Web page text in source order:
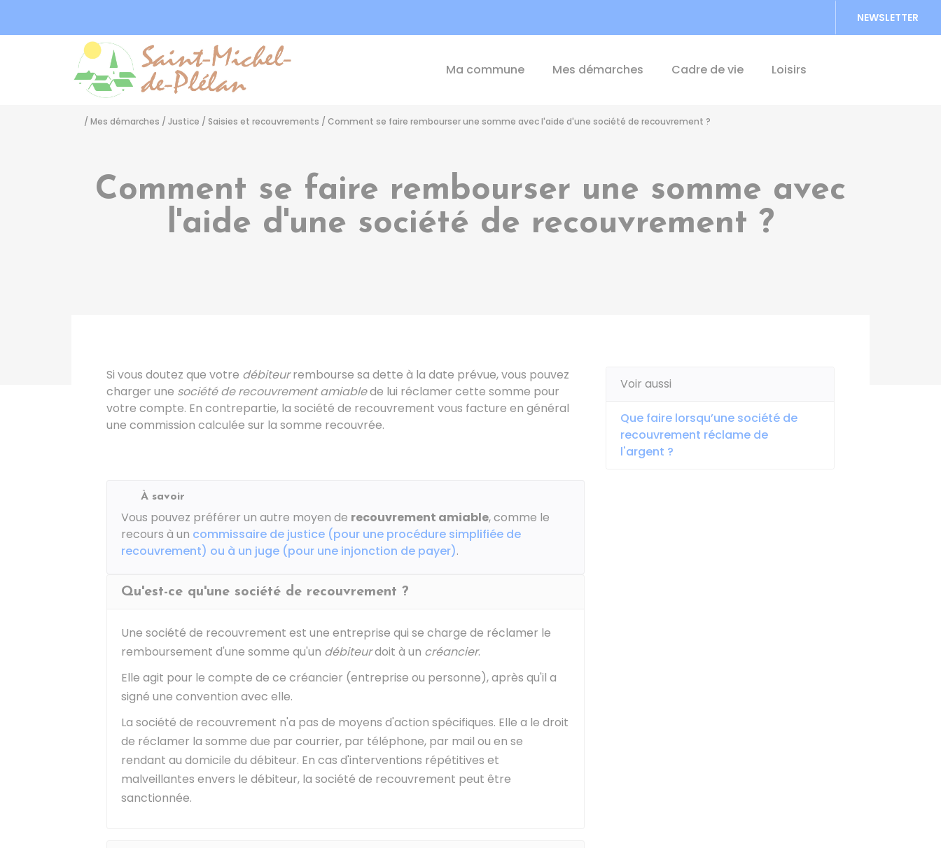
NEWSLETTER
Ma commune Mes démarches Cadre de vie Loisirs
/ Mes démarches / Justice / Saisies et recouvrements / Comment se faire rembourser une somme avec l'aide d'une société de recouvrement ?
Comment se faire rembourser une somme avec
l'aide d'une société de recouvrement ?
Si vous doutez que votre débiteurrembourse sa dette à la date prévue, vous pouvez
charger une société de recouvrement amiablede lui réclamer cette somme pour
votre compte. En contrepartie, la société de recouvrement vous facture en général
une commission calculée sur la somme recouvrée.
À savoir
Vous pouvez préférer un autre moyen de recouvrement amiable, comme le
recours à un commissaire de justice (pour une procédure simplifiée de
recouvrement) ou à un juge (pour une injonction de payer).
Qu'est-ce qu'une société de recouvrement ?
Une société de recouvrement est une entreprise qui se charge de réclamer le
remboursement d'une somme qu'un débiteurdoit à un créancier.
Elle agit pour le compte de ce créancier (entreprise ou personne), après qu'il a
signé une convention avec elle.
La société de recouvrement n'a pas de moyens d'action spécifiques. Elle a le droit
de réclamer la somme due par courrier, par téléphone, par mail ou en se
rendant au domicile du débiteur. En cas d'interventions répétitives et
malveillantes envers le débiteur, la société de recouvrement peut être
sanctionnée.
Voir aussi
Que faire lorsqu’une société de
recouvrement réclame de
l'argent ?